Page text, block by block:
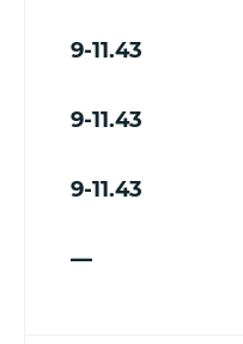
9-11.43
9-11.43
9-11.43
—